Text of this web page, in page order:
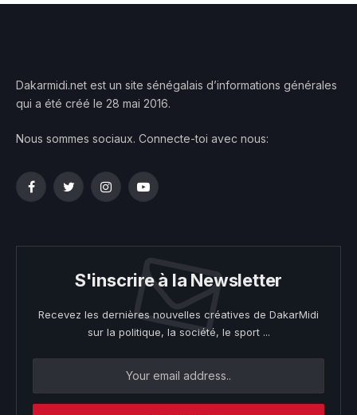
Dakarmidi.net est un site sénégalais d’informations générales
qui a été créé le 28 mai 2016.
Nous sommes sociaux. Connecte-toi avec nous:
FacebookTwitterInstagramYouTube
S'inscrire à la Newsletter
Recevez les dernières nouvelles créatives de DakarMidi
sur la politique, la société, le sport ...